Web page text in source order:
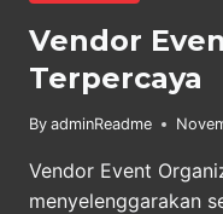
Vendor
Terpercaya
By adminReadme
Vendor Event
menyelenggarakan